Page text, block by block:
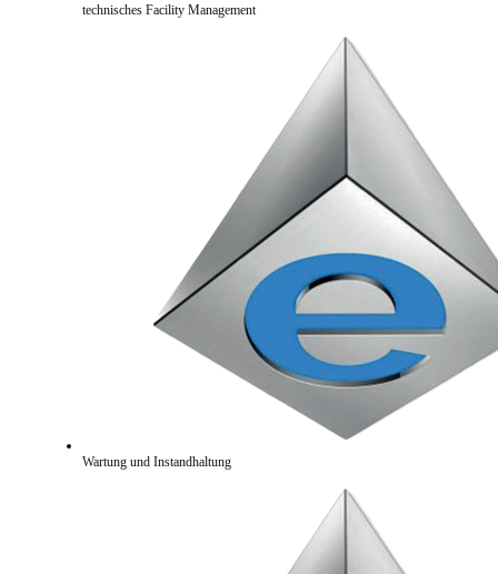
technisches Facility Management
Wartung und Instandhaltung